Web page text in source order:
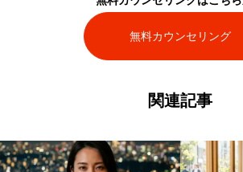
無料カウンセリング
関連記事